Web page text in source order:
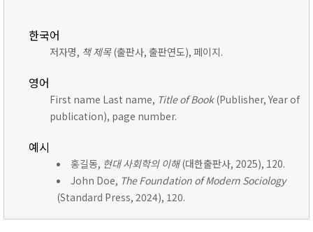
한국어
저자명, 책 제목(출판사, 출판연도), 페이지.
영어
First name Last name, Title of Book(Publisher, Year of
publication), page number.
예시
홍길동, 현대 사회학의 이해(대한출판사, 2025), 120.
John Doe, The Foundation of Modern Sociology
(Standard Press, 2024), 120.